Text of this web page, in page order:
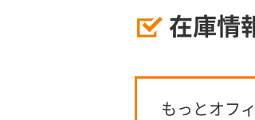
在庫情
もっとオフ